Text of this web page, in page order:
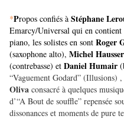
*Propos confiés à Stéphane
Emarcy/Universal qui en
piano, les solistes en sont Roger
(saxophone alto), Michel Hausser
(contrebasse) et Daniel Humair
“Vaguement Godard” (Illusions)
Oliva consacré à quelques
d’“A Bout de souffle” repensée
dissonances et moments de pure